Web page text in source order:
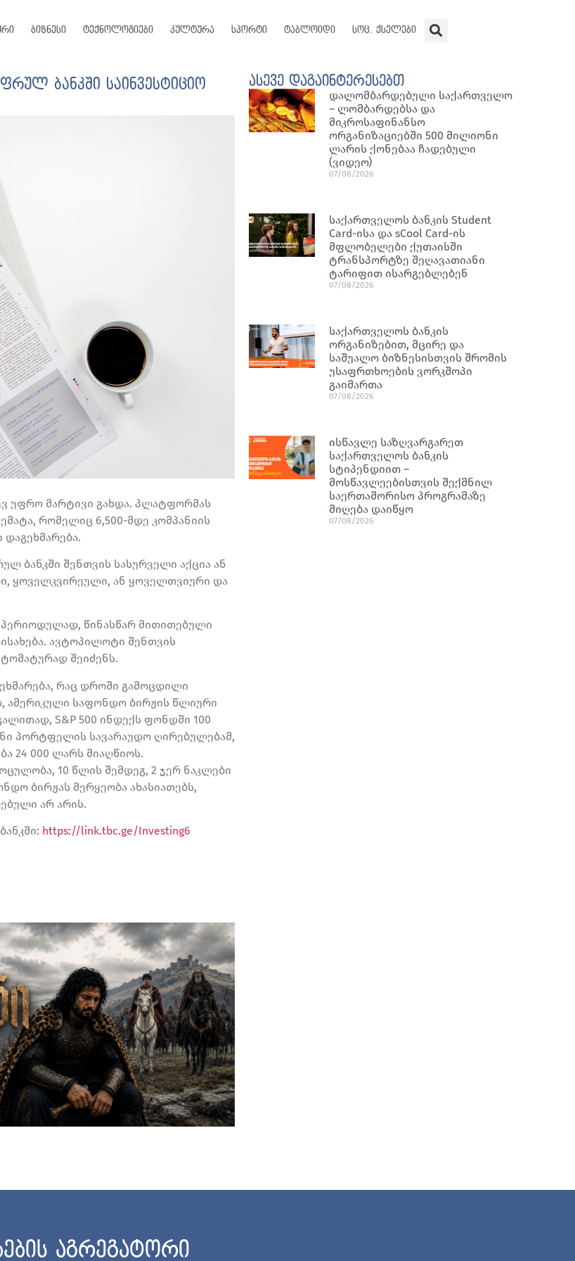
ბიზნესი ტექნოლოგიები კულტურა სპორტი ტაბლოიდი სოც. ქსელები
ბანკში საინვესტიციო
უფრო მარტივი გახდა. პლატფორმას
რომელიც 6,500-მდე კომპანიის
ბანკში შენთვის სასურველი აქცია ან
ყოველკვირეული, ან ყოველთვიური და
წინასწარ მითითებული
ავტოპილოტი შენთვის
შეიძენს.
რაც დროში გამოცდილი
ამერიკული საფონდო ბირჟის წლიური
S&P 500 ინდექს ფონდში 100
პორტფელის სავარაუდო ღირებულებამ,
24 000 ლარს მიაღწიოს.
10 წლის შემდეგ, 2 ჯერ ნაკლები
ბირჟას მერყეობა ახასიათებს,
არ არის.
https://link.tbc.ge/Investing6
ასევე დაგაინტერესებთ
დალომბარდებული საქართველო
– ლომბარდებსა და
მიკროსაფინანსო
ორგანიზაციებში 500 მილიონი
ლარის ქონებაა ჩადებული
(ვიდეო)
07/08/2026
საქართველოს ბანკის Student
Card-ისა და sCool Card-ის
მფლობელები ქუთაისში
ტრანსპორტზე შეღავათიანი
ტარიფით ისარგებლებენ
07/08/2026
საქართველოს ბანკის
ორგანიზებით, მცირე და
საშუალო ბიზნესისთვის შრომის
უსაფრთხოების ვორკშოპი
გაიმართა
07/08/2026
ისწავლე საზღვარგარეთ
საქართველოს ბანკის
სტიპენდიით –
მოსწავლეებისთვის შექმნილ
საერთაშორისო პროგრამაზე
მიღება დაიწყო
07/08/2026
აგრეგატორი